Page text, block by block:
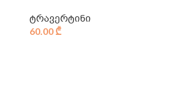
ტრავერტინი
60.00 ₾